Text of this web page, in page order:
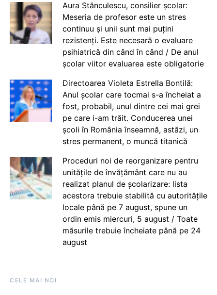
Aura Stănculescu, consilier școlar:
Meseria de profesor este un stres
continuu și unii sunt mai puțini
rezistenți. Este necesară o evaluare
psihiatrică din când în când / De anul
școlar viitor evaluarea este obligatorie
Directoarea Violeta Estrella Bontilă:
Anul școlar care tocmai s-a încheiat a
fost, probabil, unul dintre cei mai grei
pe care i-am trăit. Conducerea unei
școli în România înseamnă, astăzi, un
stres permanent, o muncă titanică
Proceduri noi de reorganizare pentru
unitățile de învățământ care nu au
realizat planul de școlarizare: lista
acestora trebuie stabilită cu autoritățile
locale până pe 7 august, spune un
ordin emis miercuri, 5 august / Toate
măsurile trebuie încheiate până pe 24
august
CELE MAI NOI